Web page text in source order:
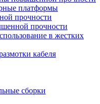
платформы
прочности
прочности
в жестких
кабеля
сборки